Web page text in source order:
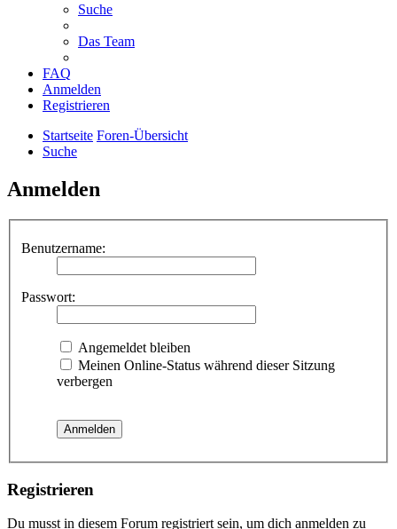
Suche
Das Team
FAQ
Anmelden
Registrieren
Startseite Foren-Übersicht
Suche
Anmelden
Benutzername:
Passwort:
Angemeldet bleiben
Meinen Online-Status während dieser Sitzung
verbergen
Registrieren
Du musst in diesem Forum registriert sein, um dich anmelden zu